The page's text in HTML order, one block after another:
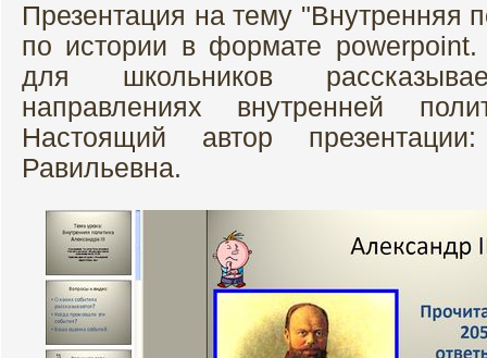
Презентация на тему "Внутренняя
по истории в формате
для школьников
направлениях внутренней
Настоящий автор
Равильевна.